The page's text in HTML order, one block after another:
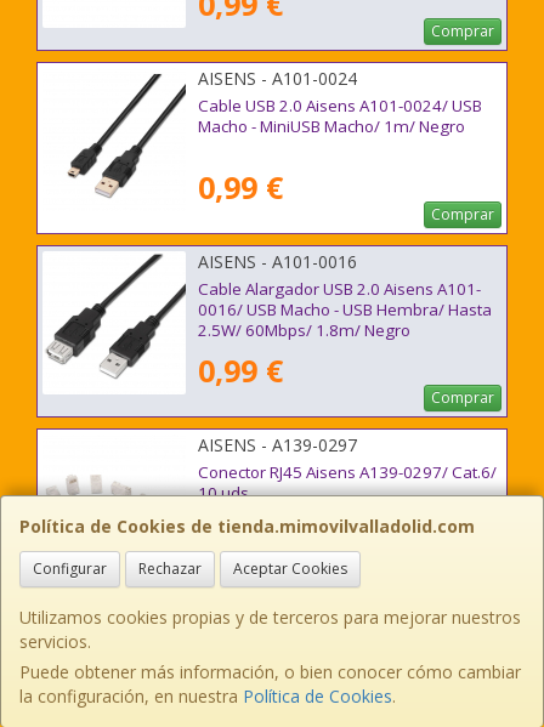
Comprar
AISENS - A101-0024
Cable USB 2.0 Aisens A101-0024/ USB
Macho - MiniUSB Macho/ 1m/ Negro
0,99 €
Comprar
AISENS - A101-0016
Cable Alargador USB 2.0 Aisens A101-
0016/ USB Macho - USB Hembra/ Hasta
2.5W/ 60Mbps/ 1.8m/ Negro
0,99 €
Comprar
AISENS - A139-0297
Conector RJ45 Aisens A139-0297/ Cat.6/
10 uds
0,99 €
AISENS - A138-0295
Cat.5e STP
Política de Cookies de tienda.mimovilvalladolid.com
Configurar Rechazar Aceptar Cookies
Utilizamos cookies propias y de terceros para mejorar nuestros
servicios.
Puede obtener más información, o bien conocer cómo cambiar
la configuración, en nuestra Política de Cookies.